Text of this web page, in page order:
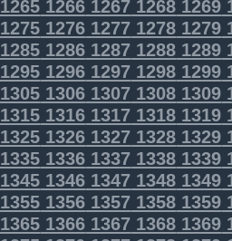
1265 1266 1267 1268 1269
1275 1276 1277 1278 1279
1285 1286 1287 1288 1289
1295 1296 1297 1298 1299
1305 1306 1307 1308 1309
1315 1316 1317 1318 1319
1325 1326 1327 1328 1329
1335 1336 1337 1338 1339
1345 1346 1347 1348 1349
1355 1356 1357 1358 1359
1365 1366 1367 1368 1369